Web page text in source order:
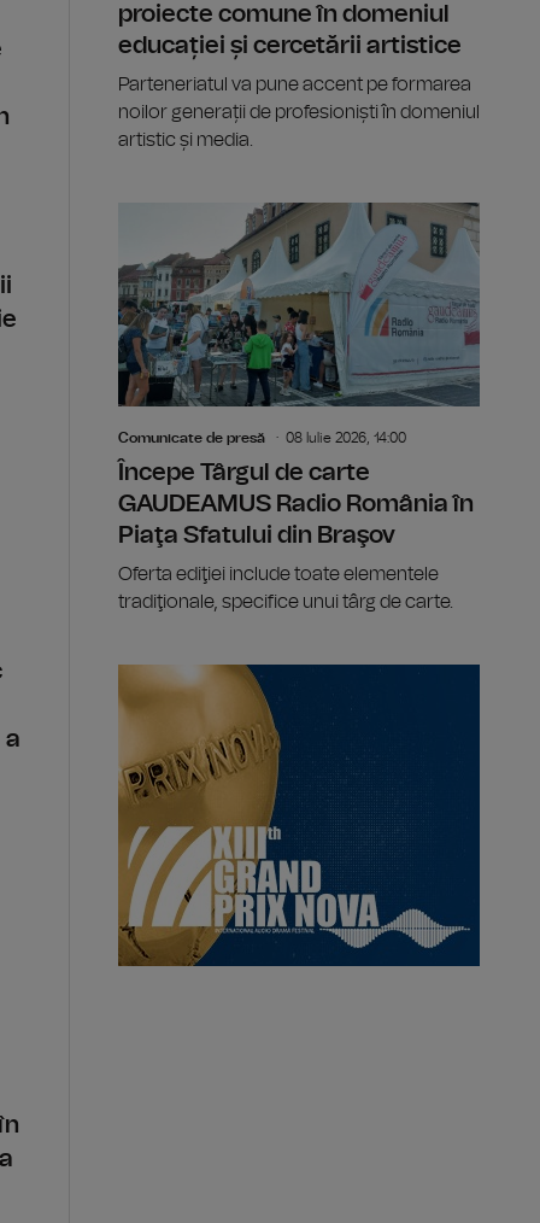
a
proiecte comune în domeniul
educației și cercetării artistice
Parteneriatul va pune accent pe formarea
noilor generații de profesioniști în domeniul
artistic și media.
Comunicate de presă 08 Iulie 2026, 14:00
Începe Târgul de carte
GAUDEAMUS Radio România în
Piaţa Sfatului din Braşov
Oferta ediţiei include toate elementele
tradiţionale, specifice unui târg de carte.